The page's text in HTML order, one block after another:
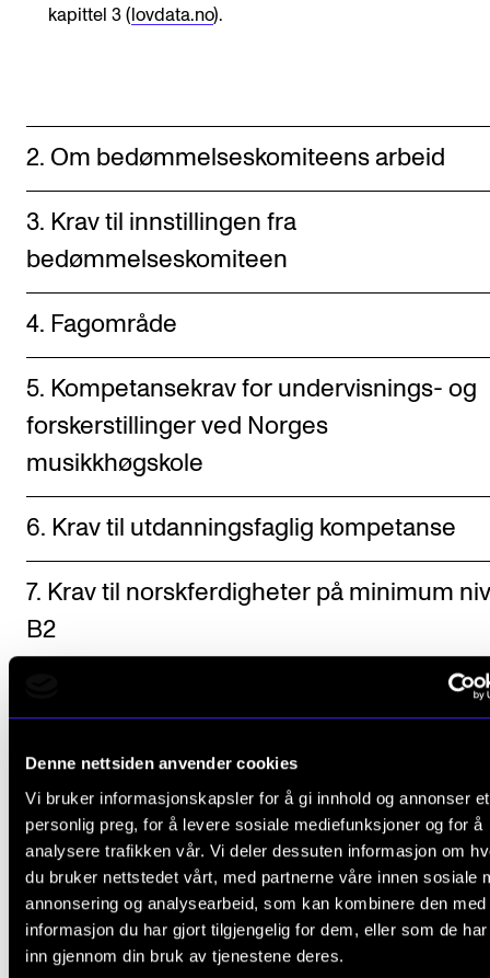
Denne nettsiden anvender cookies
Vi bruker informasjonskapsler for å gi innhold og annonser et
personlig preg, for å levere sosiale mediefunksjoner og for å
analysere trafikken vår. Vi deler dessuten informasjon om
du bruker nettstedet vårt, med partnerne våre innen sosiale
annonsering og analysearbeid, som kan kombinere den med
informasjon du har gjort tilgjengelig for dem, eller som de
inn gjennom din bruk av tjenestene deres.
Arrangementer for ansatte
Låne utstyr – lyd, lys og video
Konsertopptak
Organisering av NMH
Biblioteket
Utvalg og komitéer
Strategier, planer og rapporter
Hvem gjør hva i administrasjonen
kapittel 3 ( lovdata.no).
2. Om bedømmelseskomiteens arbeid
3. Krav til innstillingen fra
bedømmelseskomiteen
4. Fagområde
5. Kompetansekrav for undervisnings- og
forskerstillinger ved Norges
musikkhøgskole
6. Krav til utdanningsfaglig kompetanse
7. Krav til norskferdigheter på minimum
B2
Fant du det du lette etter?
e
a